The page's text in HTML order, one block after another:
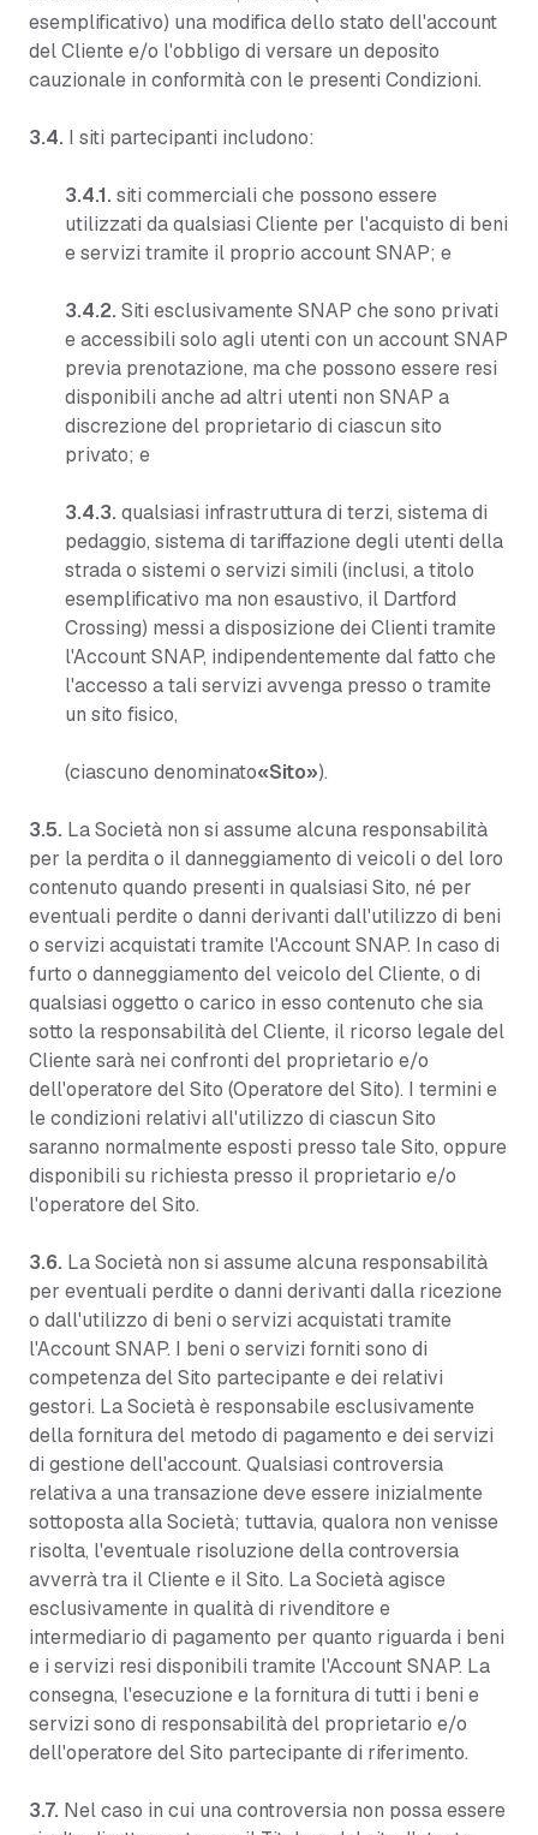
esemplificativo) una modifica dello stato dell'account
del Cliente e/o l'obbligo di versare un deposito
cauzionale in conformità con le presenti Condizioni.
3.4. I siti partecipanti includono:
3.4.1. siti commerciali che possono essere
utilizzati da qualsiasi Cliente per l'acquisto di beni
e servizi tramite il proprio account SNAP; e
3.4.2. Siti esclusivamente SNAP che sono privati
e accessibili solo agli utenti con un account SNAP
previa prenotazione, ma che possono essere resi
disponibili anche ad altri utenti non SNAP a
discrezione del proprietario di ciascun sito
privato; e
3.4.3. qualsiasi infrastruttura di terzi, sistema di
pedaggio, sistema di tariffazione degli utenti della
strada o sistemi o servizi simili (inclusi, a titolo
esemplificativo ma non esaustivo, il Dartford
Crossing) messi a disposizione dei Clienti tramite
l'Account SNAP, indipendentemente dal fatto che
l'accesso a tali servizi avvenga presso o tramite
un sito fisico,
(ciascuno denominato«Sito»).
3.5. La Società non si assume alcuna responsabilità
per la perdita o il danneggiamento di veicoli o del loro
contenuto quando presenti in qualsiasi Sito, né per
eventuali perdite o danni derivanti dall'utilizzo di beni
o servizi acquistati tramite l'Account SNAP. In caso di
furto o danneggiamento del veicolo del Cliente, o di
qualsiasi oggetto o carico in esso contenuto che sia
sotto la responsabilità del Cliente, il ricorso legale del
Cliente sarà nei confronti del proprietario e/o
dell'operatore del Sito (Operatore del Sito). I termini e
le condizioni relativi all'utilizzo di ciascun Sito
saranno normalmente esposti presso tale Sito, oppure
disponibili su richiesta presso il proprietario e/o
l'operatore del Sito.
3.6. La Società non si assume alcuna responsabilità
per eventuali perdite o danni derivanti dalla ricezione
o dall'utilizzo di beni o servizi acquistati tramite
l'Account SNAP. I beni o servizi forniti sono di
competenza del Sito partecipante e dei relativi
gestori. La Società è responsabile esclusivamente
della fornitura del metodo di pagamento e dei servizi
di gestione dell'account. Qualsiasi controversia
relativa a una transazione deve essere inizialmente
sottoposta alla Società; tuttavia, qualora non venisse
risolta, l'eventuale risoluzione della controversia
avverrà tra il Cliente e il Sito. La Società agisce
esclusivamente in qualità di rivenditore e
intermediario di pagamento per quanto riguarda i beni
e i servizi resi disponibili tramite l'Account SNAP. La
consegna, l'esecuzione e la fornitura di tutti i beni e
servizi sono di responsabilità del proprietario e/o
dell'operatore del Sito partecipante di riferimento.
3.7. Nel caso in cui una controversia non possa essere